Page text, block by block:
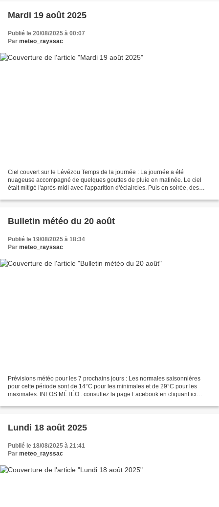
Mardi 19 août 2025
Publié le 20/08/2025 à 00:07
Par meteo_rayssac
Ciel couvert sur le Lévézou Temps de la journée : La journée a été
nuageuse accompagné de quelques gouttes de pluie en matinée. Le ciel
était mitigé l'après-midi avec l'apparition d'éclaircies. Puis en soirée, des
Bulletin météo du 20 août
Publié le 19/08/2025 à 18:34
Par meteo_rayssac
Prévisions météo pour les 7 prochains jours : Les normales saisonnières
pour cette période sont de 14°C pour les minimales et de 29°C pour les
maximales. INFOS MÉTÉO : consultez la page Facebook en cliquant ici
Lundi 18 août 2025
Publié le 18/08/2025 à 21:41
Par meteo_rayssac